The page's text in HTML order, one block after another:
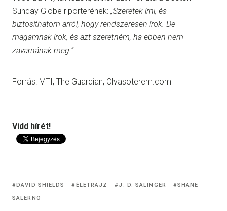
Sunday Globe riporterének: „Szeretek írni, és
biztosíthatom arról, hogy rendszeresen írok. De
magamnak írok, és azt szeretném, ha ebben nem
zavarnának meg.”
Forrás: MTI, The Guardian, Olvasoterem.com
Vidd hírét!
DAVID SHIELDS ÉLETRAJZ J. D. SALINGER
SHANE
SALERNO